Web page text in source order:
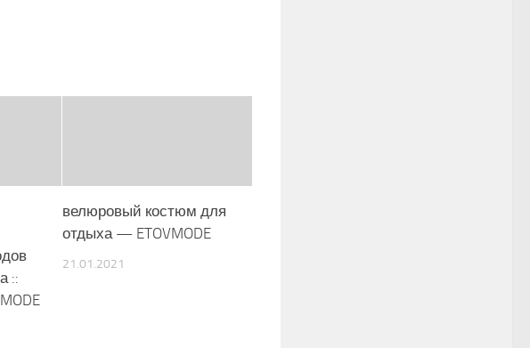
::
велюровый костюм для
отдыха — ETOVMODE
21.01.2021